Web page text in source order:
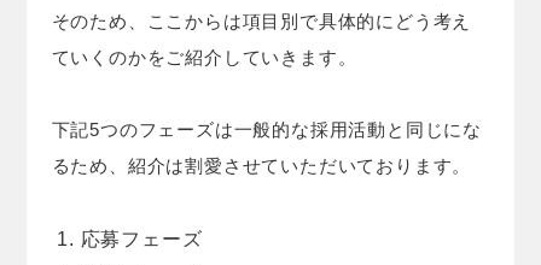
そのため、ここからは項目別で具体的にどう考え
ていくのかをご紹介していきます。
下記5つのフェーズは一般的な採用活動と同じにな
るため、紹介は割愛させていただいております。
応募フェーズ